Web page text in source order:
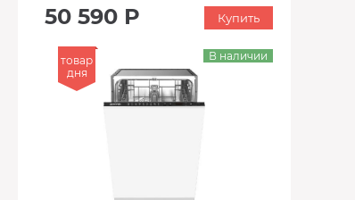
50 590 Р Купить
товар
дня
В наличии